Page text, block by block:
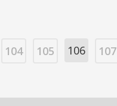
104 105 106 107